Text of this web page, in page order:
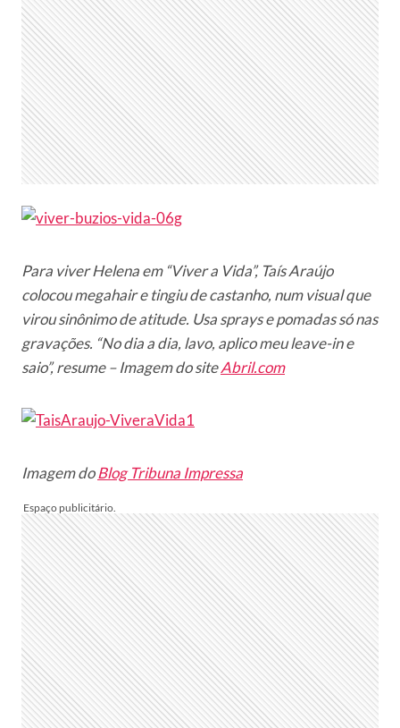
Para viver Helena em “Viver a Vida”, Taís Araújo
colocou megahair e tingiu de castanho, num visual que
virou sinônimo de atitude. Usa sprays e pomadas só nas
gravações. “No dia a dia, lavo, aplico meu leave-in e
saio”, resume – Imagem do siteAbril.com
Imagem doBlog Tribuna Impressa